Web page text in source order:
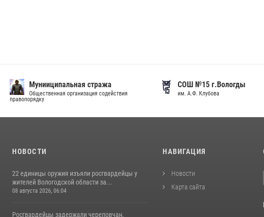
Мунииципальная стража
Общественная организация содействия
правопорядку
СОШ №15 г.Вологды
им. А.Ф. Клубова
НОВОСТИ
22 единицы оружия изъяли росгвардейцы у
жителей Вологодской области за...
08 августа 2026, 06:04
Росгвардейцы задержали череповчан,
НАВИГАЦИЯ
Новости
Карта сайта